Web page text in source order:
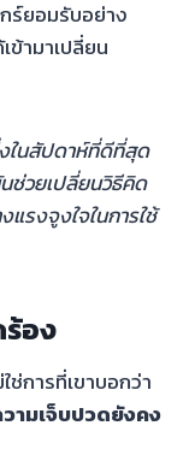
ร์ยอมรับอย่าง
ามาเปลี่ยน
ในสัปดาห์ที่ดีที่สุด
ช่วยเปลี่ยนวิธีคิด
รงจูงใจในการใช้
อง
การที่เขาบอกว่า
วามเจ็บปวดยังคง